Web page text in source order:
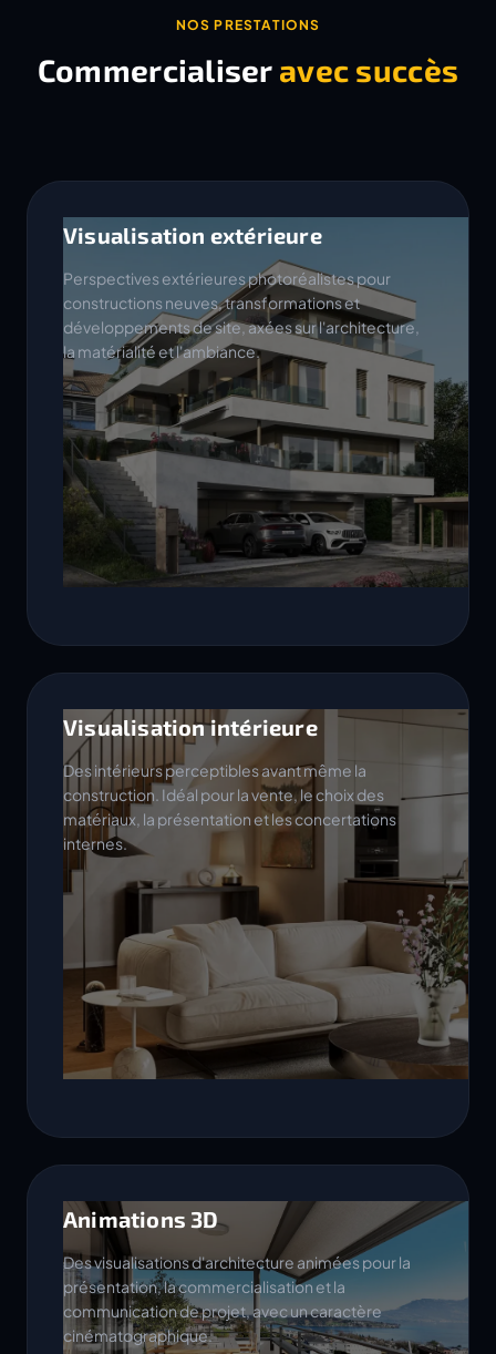
NOS PRESTATIONS
Commercialiser avec succès
Visualisation extérieure
Perspectives extérieures photoréalistes pour
constructions neuves, transformations et
développements de site, axées sur l'architecture,
la matérialité et l'ambiance.
Visualisation intérieure
Des intérieurs perceptibles avant même la
construction. Idéal pour la vente, le choix des
matériaux, la présentation et les concertations
internes.
Animations 3D
Des visualisations d'architecture animées pour la
présentation, la commercialisation et la
communication de projet, avec un caractère
cinématographique.